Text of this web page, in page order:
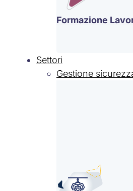
Formazione
Settori
Gestione